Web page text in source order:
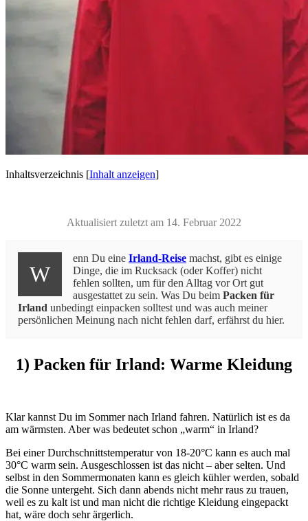
Inhaltsverzeichnis [Inhalt anzeigen]
Aktualisiert zuletzt am 14. Februar 2022
W
enn Du eine Irland-Reise machst, gibt es einige
Dinge, die im Rucksack (oder Koffer) nicht
fehlen sollten, um für den Alltag vor Ort gut
ausgestattet zu sein. Was Du beim Packen für
Irland unbedingt einpacken solltest und was auch meiner
persönlichen Meinung nach nicht fehlen darf, erfährst du hier.
1) Packen für Irland: Warme Kleidung
Klar kannst Du im Sommer nach Irland fahren. Natürlich ist es da
am wärmsten. Aber was bedeutet schon „warm“ in Irland?
Bei einer Durchschnittstemperatur von 18-20°C kann es auch mal
30°C warm sein. Ausgeschlossen ist das nicht – aber selten. Und
selbst in den Sommermonaten kann es gleich kühler werden, sobald
die Sonne untergeht. Sich dann abends nicht mehr raus zu trauen,
weil es zu kalt ist und man nicht die richtige Kleidung eingepackt
hat, wäre doch sehr ärgerlich.